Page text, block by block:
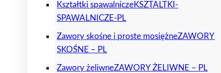
Kształtki spawalniczeKSZTALTKI-
SPAWALNICZE-PL
Zawory skośne i proste mosiężneZAWORY
SKOŚNE – PL
Zawory żeliwneZAWORY ŻELIWNE – PL